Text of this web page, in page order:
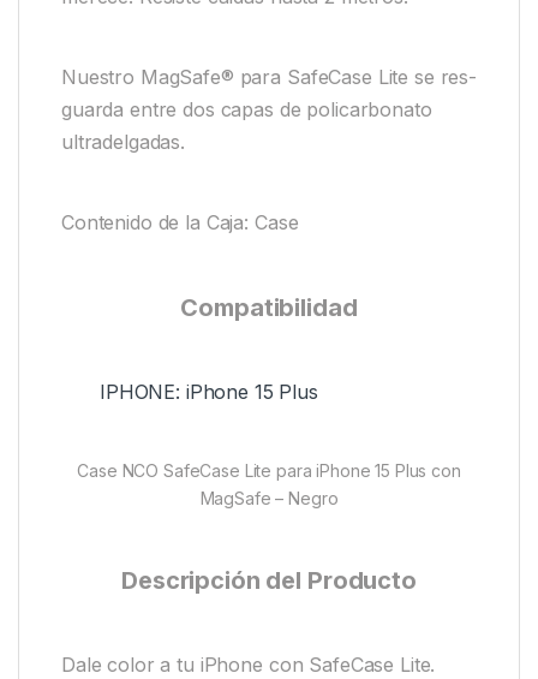
Nuestro MagSafe® para SafeCase Lite se res-
guarda entre dos capas de policarbonato
ultradelgadas.
Contenido de la Caja: Case
Compatibilidad
IPHONE: iPhone 15 Plus
Case NCO SafeCase Lite para iPhone 15 Plus con
MagSafe – Negro
Descripción del Producto
Dale color a tu iPhone con SafeCase Lite.